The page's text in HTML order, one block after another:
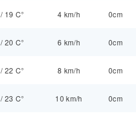
/ 19 C° 4 km/h 0cm
/20 C° 6 km/h 0cm
/22 C° 8 km/h 0cm
/23 C° 10 km/h 0cm